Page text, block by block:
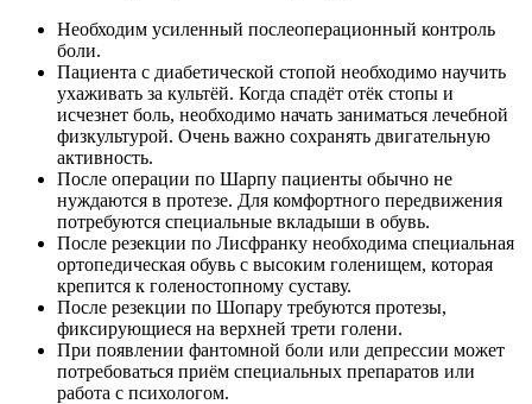
Необходим усиленный послеоперационный контроль
боли.
Пациента с диабетической стопой необходимо научить
ухаживать за культёй. Когда спадёт отёк стопы и
исчезнет боль, необходимо начать заниматься лечебной
физкультурой. Очень важно сохранять двигательную
активность.
После операции по Шарпу пациенты обычно не
нуждаются в протезе. Для комфортного передвижения
потребуются специальные вкладыши в обувь.
После резекции по Лисфранку необходима специальная
ортопедическая обувь с высоким голенищем, которая
крепится к голеностопному суставу.
После резекции по Шопару требуются протезы,
фиксирующиеся на верхней трети голени.
При появлении фантомной боли или депрессии может
потребоваться приём специальных препаратов или
работа с психологом.